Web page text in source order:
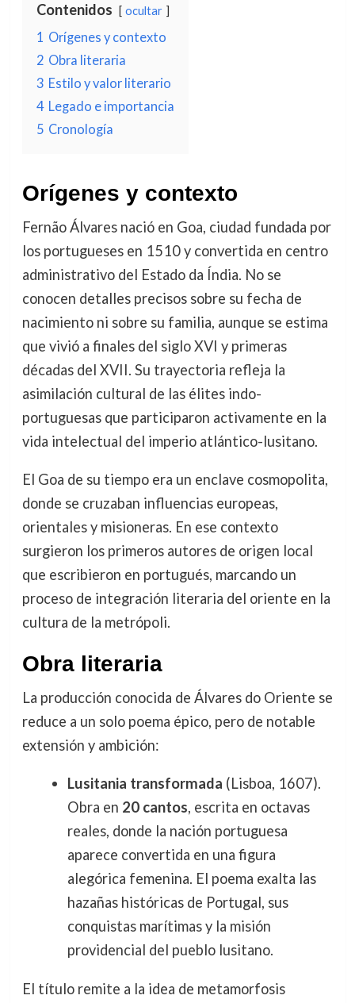
Contenidos ocultar
1 Orígenes y contexto
2 Obra literaria
3 Estilo y valor literario
4 Legado e importancia
5 Cronología
Orígenes y contexto
Fernão Álvares nació en Goa, ciudad fundada por
los portugueses en 1510 y convertida en centro
administrativo del Estado da Índia. No se
conocen detalles precisos sobre su fecha de
nacimiento ni sobre su familia, aunque se estima
que vivió a finales del siglo XVI y primeras
décadas del XVII. Su trayectoria refleja la
asimilación cultural de las élites indo-
portuguesas que participaron activamente en la
vida intelectual del imperio atlántico-lusitano.
El Goa de su tiempo era un enclave cosmopolita,
donde se cruzaban influencias europeas,
orientales y misioneras. En ese contexto
surgieron los primeros autores de origen local
que escribieron en portugués, marcando un
proceso de integración literaria del oriente en la
cultura de la metrópoli.
Obra literaria
La producción conocida de Álvares do Oriente se
reduce a un solo poema épico, pero de notable
extensión y ambición:
Lusitania transformada (Lisboa, 1607).
Obra en 20 cantos, escrita en octavas
reales, donde la nación portuguesa
aparece convertida en una figura
alegórica femenina. El poema exalta las
hazañas históricas de Portugal, sus
conquistas marítimas y la misión
providencial del pueblo lusitano.
El título remite a la idea de metamorfosis